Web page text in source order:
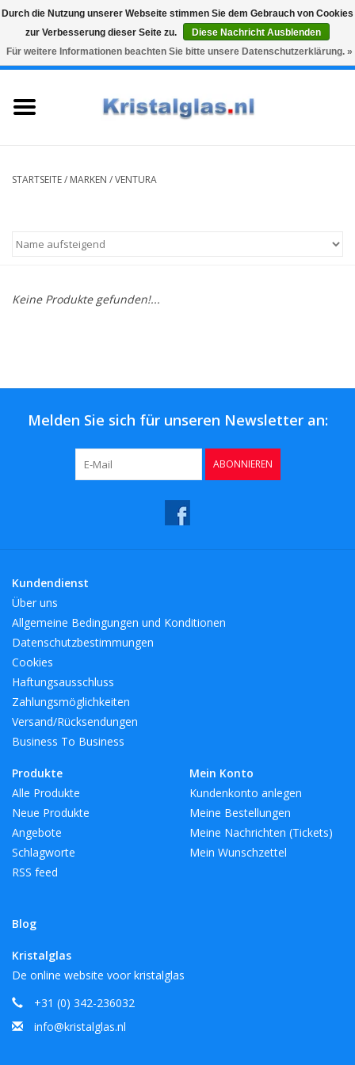
Snelle levering
Graveren
0 Artikel - €0,00
STARTSEITE/ MARKEN /VENTURA
Keine Produkte gefunden!...
Melden Sie sich für unseren Newsletter an:
ABONNIEREN
Kundendienst
Über uns
Allgemeine Bedingungen und Konditionen
Datenschutzbestimmungen
Cookies
Haftungsausschluss
Zahlungsmöglichkeiten
Versand/Rücksendungen
Business To Business
Produkte
Alle Produkte
Neue Produkte
Angebote
Schlagworte
RSS feed
Blog
Mein Konto
Kundenkonto anlegen
Meine Bestellungen
Meine Nachrichten (Tickets)
Mein Wunschzettel
Kristalglas
De online website voor kristalglas
+31 (0) 342-236032
info@kristalglas.nl
Durch die Nutzung unserer Webseite stimmen Sie dem Gebrauch von Cookies
zur Verbesserung dieser Seite zu.
Diese Nachricht Ausblenden
Für weitere Informationen beachten Sie bitte unsere Datenschutzerklärung. »